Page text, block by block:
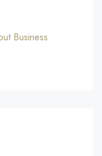
Business